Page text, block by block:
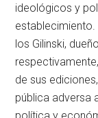
ideológicos y
los Gilinski,
de sus
pública adversa